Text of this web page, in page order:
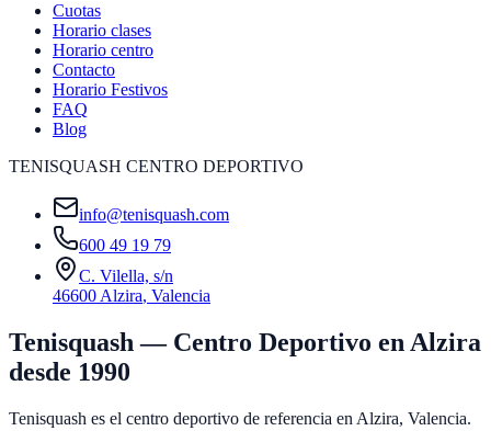
Cuotas
Horario clases
Horario centro
Contacto
Horario Festivos
FAQ
Blog
TENISQUASH CENTRO DEPORTIVO
info@tenisquash.com
600 49 19 79
C. Vilella, s/n
46600 Alzira, Valencia
Tenisquash — Centro Deportivo en Alzira
desde 1990
Tenisquash es el centro deportivo de referencia en Alzira, Valencia.